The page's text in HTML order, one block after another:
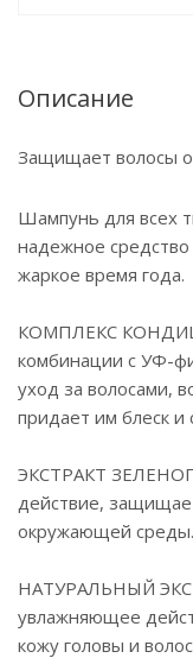
Описание
Защищает волосы
Шампунь для всех
надежное
жаркое время года.
КОМПЛЕКС
комбинации с УФ-
уход за волосами,
придает им блеск и
ЭКСТРАКТ
действие,
окружающей среды.
НАТУРАЛЬНЫЙ
увлажняющее
кожу головы и